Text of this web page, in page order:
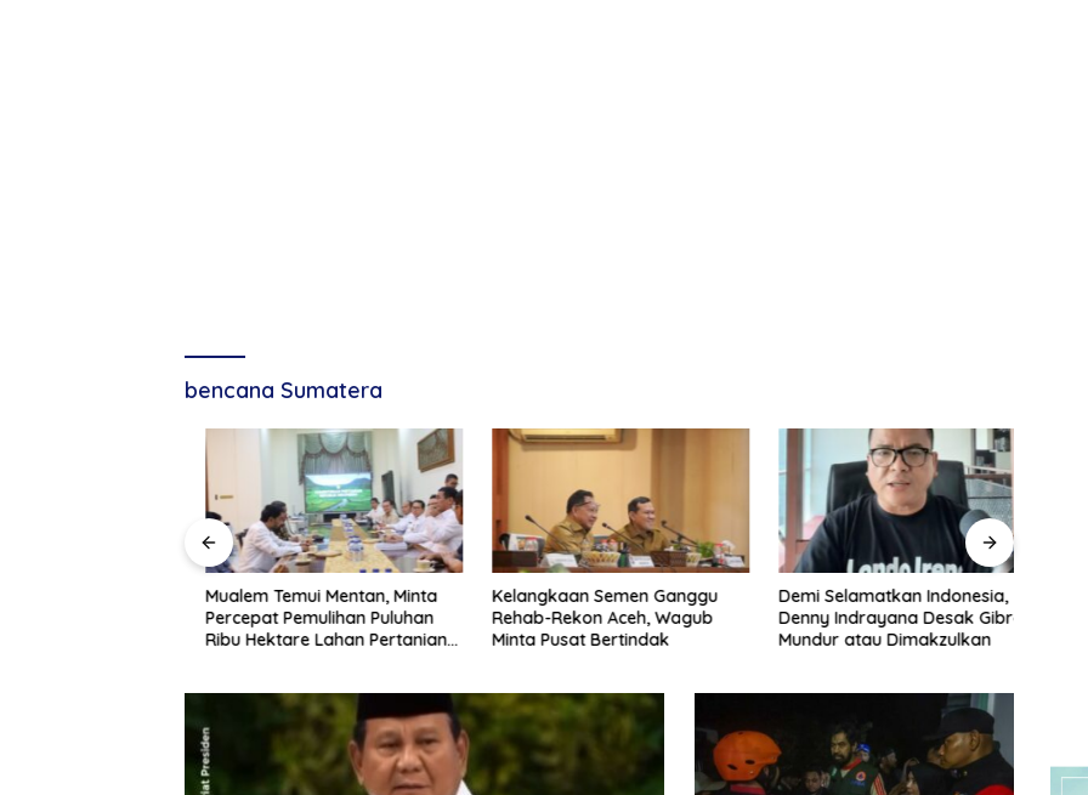
bencana Sumatera
Mualem Temui Mentan, Minta
Percepat Pemulihan Puluhan
Ribu Hektare Lahan Pertanian
Kelangkaan Semen Ganggu
Rehab-Rekon Aceh, Wagub
Minta Pusat Bertindak
Demi Selamatkan Indonesia,
Denny Indrayana Desak Gibran
Mundur atau Dimakzulkan
dan